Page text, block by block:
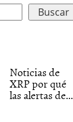
Noticias de
XRP por qué
las alertas de...